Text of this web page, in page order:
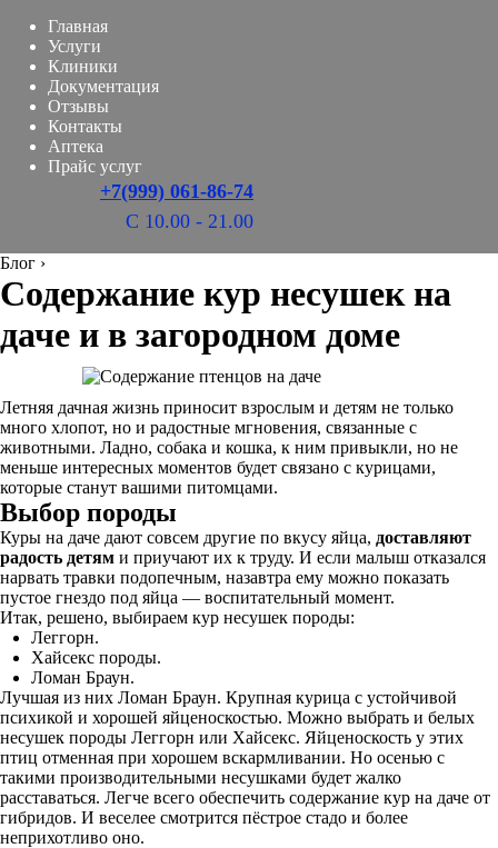
Главная
Услуги
Клиники
Документация
Отзывы
Контакты
Аптека
Прайс услуг
+7(999) 061-86-74
С 10.00 - 21.00
Блог ›
Содержание кур несушек на
даче и в загородном доме
Летняя дачная жизнь приносит взрослым и детям не только
много хлопот, но и радостные мгновения, связанные с
животными. Ладно, собака и кошка, к ним привыкли, но не
меньше интересных моментов будет связано с курицами,
которые станут вашими питомцами.
Выбор породы
Куры на даче дают совсем другие по вкусу яйца, доставляют
радость детям и приучают их к труду. И если малыш отказался
нарвать травки подопечным, назавтра ему можно показать
пустое гнездо под яйца — воспитательный момент.
Итак, решено, выбираем кур несушек породы:
Леггорн.
Хайсекс породы.
Ломан Браун.
Лучшая из них Ломан Браун. Крупная курица с устойчивой
психикой и хорошей яйценоскостью. Можно выбрать и белых
несушек породы Леггорн или Хайсекс. Яйценоскость у этих
птиц отменная при хорошем вскармливании. Но осенью с
такими производительными несушками будет жалко
расставаться. Легче всего обеспечить содержание кур на даче от
гибридов. И веселее смотрится пёстрое стадо и более
неприхотливо оно.